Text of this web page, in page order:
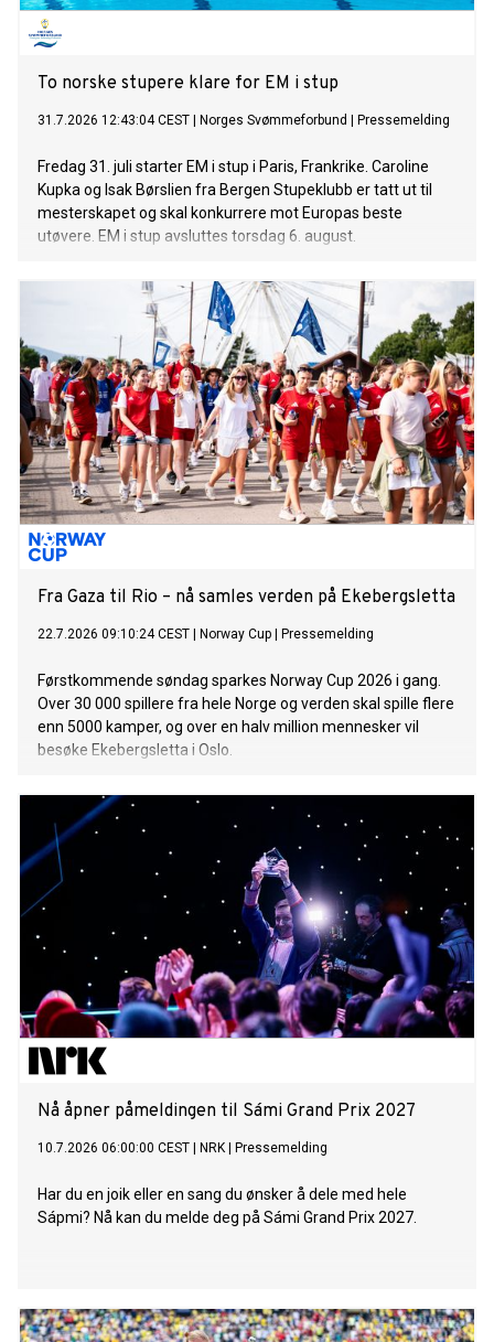
To norske stupere klare for EM i stup
31.7.2026 12:43:04 CEST Norges Svømmeforbund Pressemelding
Fredag 31. juli starter EM i stup i Paris, Frankrike. Caroline
Kupka og Isak Børslien fra Bergen Stupeklubb er tatt ut til
mesterskapet og skal konkurrere mot Europas beste
utøvere. EM i stup avsluttes torsdag 6. august.
Fra Gaza til Rio – nå samles verden på Ekebergsletta
22.7.2026 09:10:24 CEST Norway Cup Pressemelding
Førstkommende søndag sparkes Norway Cup 2026 i gang.
Over 30 000 spillere fra hele Norge og verden skal spille flere
enn 5000 kamper, og over en halv million mennesker vil
besøke Ekebergsletta i Oslo.
Nå åpner påmeldingen til Sámi Grand Prix 2027
10.7.2026 06:00:00 CEST NRK Pressemelding
Har du en joik eller en sang du ønsker å dele med hele
Sápmi? Nå kan du melde deg på Sámi Grand Prix 2027.